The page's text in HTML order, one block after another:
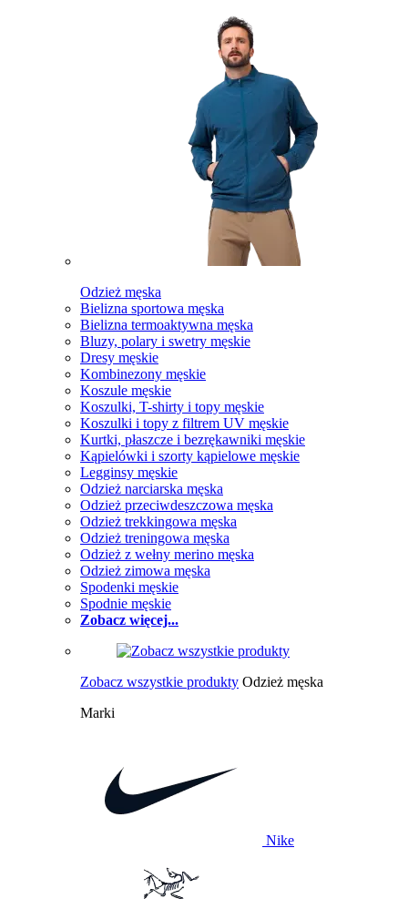
Odzież męska
Bielizna sportowa męska
Bielizna termoaktywna męska
Bluzy, polary i swetry męskie
Dresy męskie
Kombinezony męskie
Koszule męskie
Koszulki, T-shirty i topy męskie
Koszulki i topy z filtrem UV męskie
Kurtki, płaszcze i bezrękawniki męskie
Kąpielówki i szorty kąpielowe męskie
Legginsy męskie
Odzież narciarska męska
Odzież przeciwdeszczowa męska
Odzież trekkingowa męska
Odzież treningowa męska
Odzież z wełny merino męska
Odzież zimowa męska
Spodenki męskie
Spodnie męskie
Zobacz więcej...
Zobacz wszystkie produkty Odzież męska
Marki
Nike